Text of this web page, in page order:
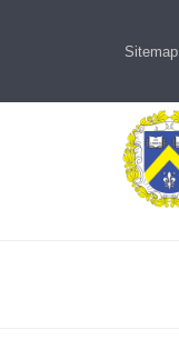
Sitemap